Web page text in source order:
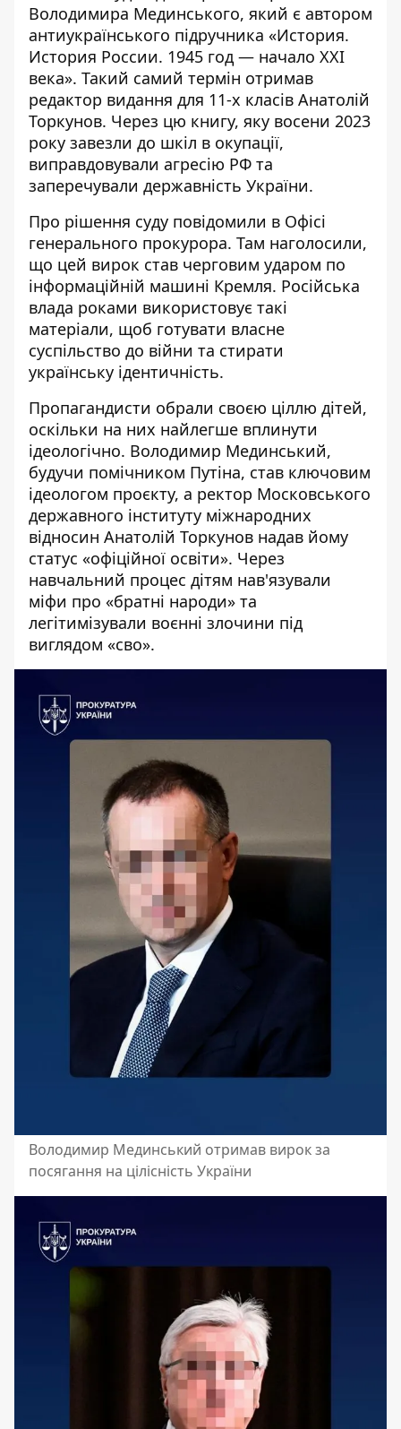
Володимира Мединського, який є автором
антиукраїнського підручника «История.
История России. 1945 год — начало XXI
века». Такий самий термін отримав
редактор видання для 11-х класів Анатолій
Торкунов. Через цю книгу, яку восени 2023
року завезли до шкіл в окупації,
виправдовували агресію РФ та
заперечували державність України.
Про рішення суду повідомили в Офісі
генерального прокурора. Там наголосили,
що цей вирок став черговим ударом по
інформаційній машині Кремля. Російська
влада роками використовує такі
матеріали, щоб готувати власне
суспільство до війни та стирати
українську ідентичність.
Пропагандисти обрали своєю ціллю дітей,
оскільки на них найлегше вплинути
ідеологічно. Володимир Мединський,
будучи помічником Путіна, став ключовим
ідеологом проєкту, а ректор Московського
державного інституту міжнародних
відносин Анатолій Торкунов надав йому
статус «офіційної освіти». Через
навчальний процес дітям нав'язували
міфи про «братні народи» та
легітимізували воєнні злочини під
виглядом «сво».
Володимир Мединський отримав вирок за
посягання на цілісність України